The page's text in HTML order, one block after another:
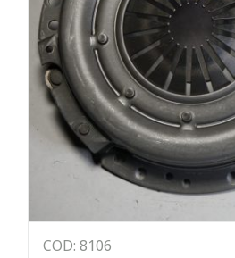
COD: 8106